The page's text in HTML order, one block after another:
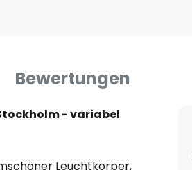
Bewertungen
- variabel
Leuchtkörper,